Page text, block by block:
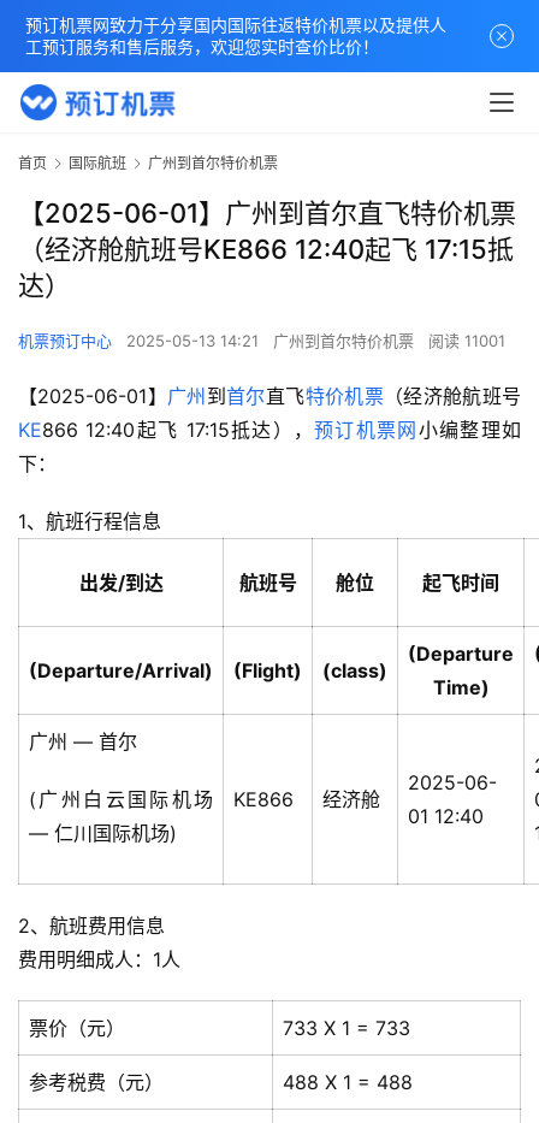
首页 国际航班 广州到首尔特价机票
【2025-06-01】广州到首尔直飞特价机票
（经济舱航班号KE866 12:40起飞 17:15抵
达）
机票预订中心 2025-05-13 14:21 广州到首尔特价机票 阅读 11001
【2025-06-01】 广州 到首尔直飞特价机票（经济舱航班号
KE866 12:40起飞 17:15抵达），预订机票网 小编整理如
下：
1、航班行程信息
出发/到达 航班号 舱位 起飞时间
(Departure/Arrival) (Flight) (class)
(Departure
Time)
广州 — 首尔
(广州白云国际机场
— 仁川国际机场)
KE866 经济舱
2025-06-
01 12:40
2、航班费用信息
费用明细成人：1人
票价（元） 733 X 1 = 733
参考税费（元） 488 X 1 = 488
预订机票网致力于分享国内国际往返特价机票以及提供人
工预订服务和售后服务，欢迎您实时查价比价！